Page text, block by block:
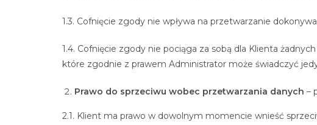
1.3. Cofnięcie zgody nie wpływa na przetwarzanie
1.4. Cofnięcie zgody nie pociąga za sobą dla Klienta
które zgodnie z prawem Administrator może świadczyć
Prawo do sprzeciwu wobec przetwarzania danych –
2.1. Klient ma prawo w dowolnym momencie wnieść